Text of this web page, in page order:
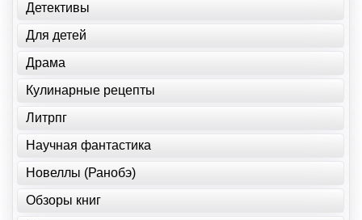
Детективы
Для детей
Драма
Кулинарные рецепты
Литрпг
Научная фантастика
Новеллы (Ранобэ)
Обзоры книг